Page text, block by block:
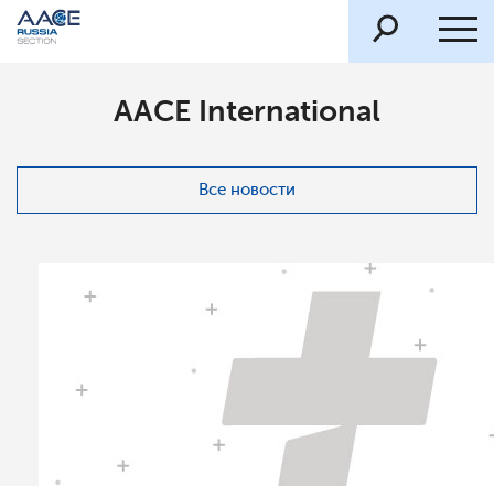
AACE International
Все новости